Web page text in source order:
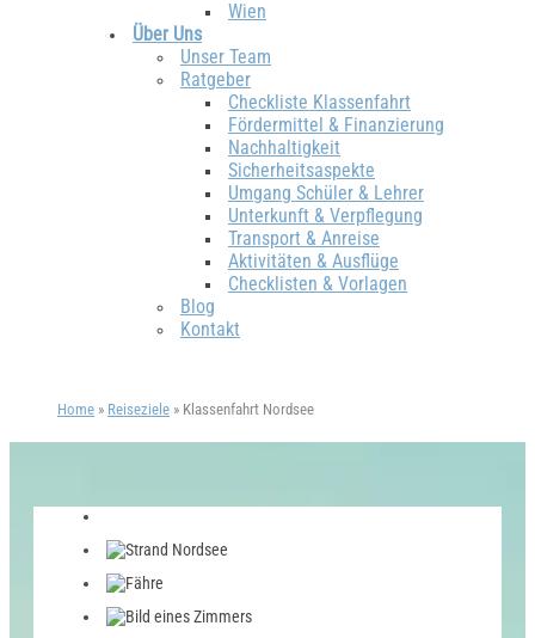
Wien
Über Uns
Unser Team
Ratgeber
Checkliste Klassenfahrt
Fördermittel & Finanzierung
Nachhaltigkeit
Sicherheitsaspekte
Umgang Schüler & Lehrer
Unterkunft & Verpflegung
Transport & Anreise
Aktivitäten & Ausflüge
Checklisten & Vorlagen
Blog
Kontakt
Home » Reiseziele » Klassenfahrt Nordsee